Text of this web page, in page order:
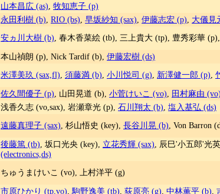
山本昌広 (as) 牧知恵子 (p)
永田利樹 (b) RIO (bs) 早坂紗知 (sax) 伊藤志宏 (p)
大儀見
安ヵ川大樹 (b) , 春木香菜絵 (tb), 三上貴大 (tp), 豊秀彩華
本山禎朗 (p), Nick Tardif (b), 伊藤宏樹 (ds)
米澤美玖 (sax,fl) 須藤満 (b) 小川悦司 (g) 新澤健一郎 (p)
佐久間優子 (p) , 山田晃道 (b), 小菅けいこ (vo)
田村麻由
浅香久志 (vo,sax), 岩瀬章光 (p), 石川翔太 (b) 塩入基弘 (ds)
遠藤真理子 (sax) , 杉山悟史 (key), 長谷川晃 (b) , Von Barron
後藤篤 (tb) , 坂口光央 (key), 立花秀輝 (sax) , 辰巳'小五郎'光
(electronics,ds)
ちゅうまけいこ (vo), 上村洋平 (g)
市原ひかり (tp,vo) 駒野逸美 (tb) 荻原亮 (g) 中林薫平 (b)